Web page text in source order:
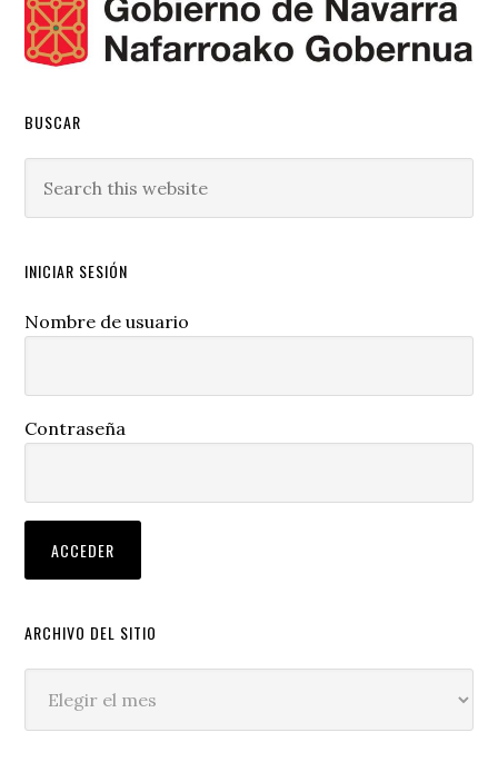
BUSCAR
this
INICIAR SESIÓN
Nombre de usuario
Contraseña
ARCHIVO DEL SITIO
del